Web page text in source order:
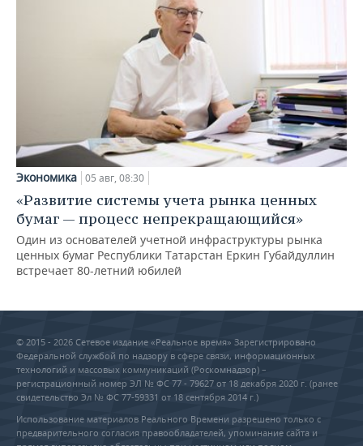
Экономика 05 авг, 08:30
«Развитие системы учета рынка ценных
бумаг — процесс непрекращающийся»
Один из основателей учетной инфраструктуры рынка
ценных бумаг Республики Татарстан Еркин Губайдуллин
встречает 80-летний юбилей
© 2015 - 2026 Сетевое издание «Реальное время» Зарегистрировано
Федеральной службой по надзору в сфере связи, информационных
технологий и массовых коммуникаций (Роскомнадзор) –
регистрационный номер ЭЛ № ФС 77 - 79627 от 18 декабря 2020 г. (ранее
свидетельство Эл № ФС 77-59331 от 18 сентября 2014 г.)
Использование материалов Реального Времени разрешено только с
предварительного согласия правообладателей, упоминание сайта и